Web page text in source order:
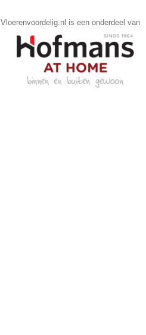
Vloerenvoordelig.nl is een onderdeel van